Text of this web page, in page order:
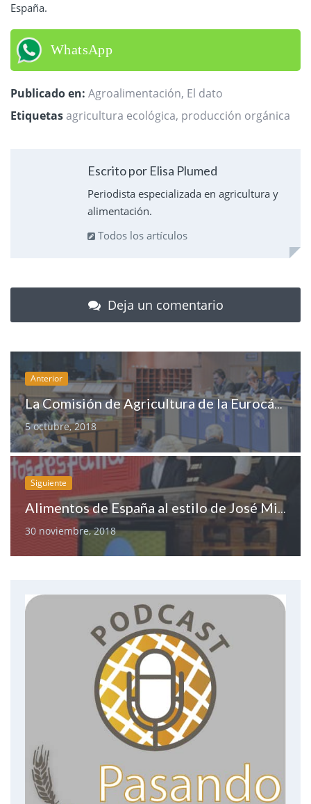
España.
WhatsApp
Publicado en: Agroalimentación, El dato
Etiquetasagricultura ecológica, producción orgánica
Escrito por Elisa Plumed
Periodista especializada en agricultura y
alimentación.
Todos los artículos
Deja un comentario
Anterior
La Comisión de Agricultura de la Eurocámara, descontenta con Phil Hogan
5 octubre, 2018
Siguiente
Alimentos de España al estilo de José Miguel Herrero
30 noviembre, 2018